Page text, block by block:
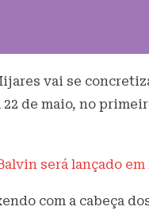
vai se
de maio, no
será lançado em
com a cabeça